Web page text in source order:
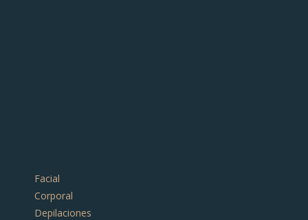
Facial
Corporal
Depilaciones